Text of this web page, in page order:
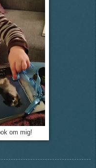
om mig!